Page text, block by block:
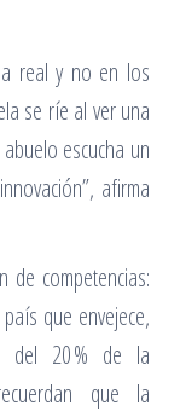
real y no en los
se ríe al ver una
escucha un
afirma
de competencias:
que envejece,
del 20 % de la
que la